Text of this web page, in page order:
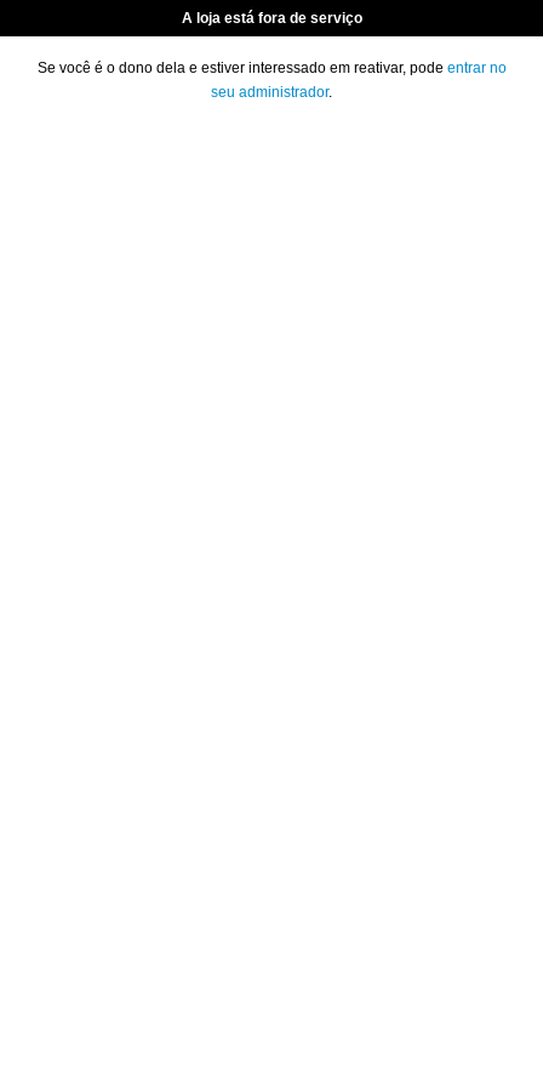
A loja está fora de serviço
Se você é o dono dela e estiver interessado em reativar, pode entrar no
seu administrador.